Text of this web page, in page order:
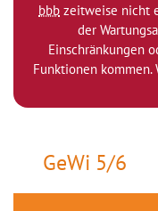
bbb zeitweise nicht
der
Einschränkungen
Funktionen
GeWi 5/6